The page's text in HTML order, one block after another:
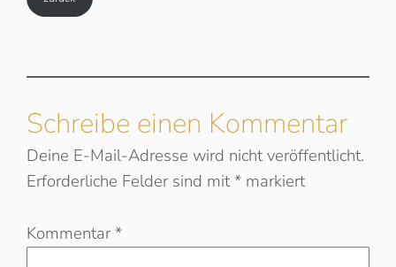
Schreibe einen Kommentar
Deine E-Mail-Adresse wird nicht veröffentlicht.
Erforderliche Felder sind mit* markiert
Kommentar*